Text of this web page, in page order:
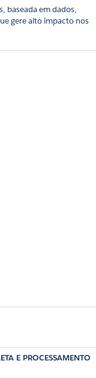
baseada em dados,
gere alto impacto nos
E PROCESSAMENTO